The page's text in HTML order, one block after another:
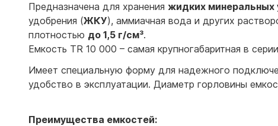
Предназначена для хранения жидких минеральных
удобрения (ЖКУ), аммиачная вода и других
плотностью до 1,5 г/см³.
Емкость TR 10 000 – самая крупногабаритная в
Имеет специальную форму для надежного
удобство в эксплуатации. Диаметр горловины
Преимущества емкостей: